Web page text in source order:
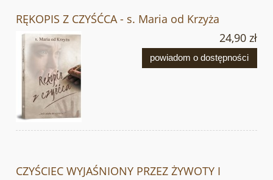
RĘKOPIS Z CZYŚĆCA - s. Maria od Krzyża
24,90 zł
powiadom o dostępności
CZYŚCIEC WYJAŚNIONY PRZEZ ŻYWOTY I